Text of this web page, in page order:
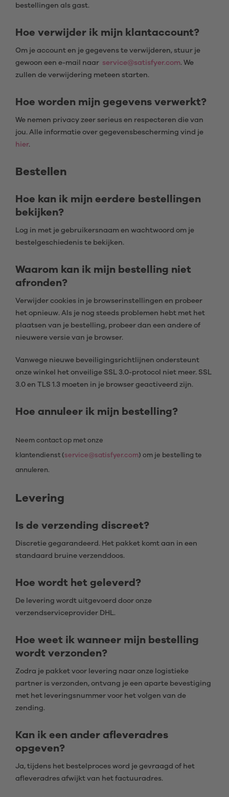
bestellingen als gast.
Hoe verwijder ik mijn klantaccount?
Om je account en je gegevens te verwijderen, stuur je
gewoon een e-mail naar service@satisfyer.com. We
zullen de verwijdering meteen starten.
Hoe worden mijn gegevens verwerkt?
We nemen privacy zeer serieus en respecteren die van
jou. Alle informatie over gegevensbescherming vind je
hier.
Bestellen
Hoe kan ik mijn eerdere bestellingen
bekijken?
Log in met je gebruikersnaam en wachtwoord om je
bestelgeschiedenis te bekijken.
Waarom kan ik mijn bestelling niet
afronden?
Verwijder cookies in je browserinstellingen en probeer
het opnieuw. Als je nog steeds problemen hebt met het
plaatsen van je bestelling, probeer dan een andere of
nieuwere versie van je browser.
Vanwege nieuwe beveiligingsrichtlijnen ondersteunt
onze winkel het onveilige SSL 3.0-protocol niet meer. SSL
3.0 en TLS 1.3 moeten in je browser geactiveerd zijn.
Hoe annuleer ik mijn bestelling?
Neem contact op met onze
klantendienst (service@satisfyer.com) om je bestelling te
annuleren.
Levering
Is de verzending discreet?
Discretie gegarandeerd. Het pakket komt aan in een
standaard bruine verzenddoos.
Hoe wordt het geleverd?
De levering wordt uitgevoerd door onze
verzendserviceprovider DHL.
Hoe weet ik wanneer mijn bestelling
wordt verzonden?
Zodra je pakket voor levering naar onze logistieke
partner is verzonden, ontvang je een aparte bevestiging
met het leveringsnummer voor het volgen van de
zending.
Kan ik een ander afleveradres
opgeven?
Ja, tijdens het bestelproces word je gevraagd of het
afleveradres afwijkt van het factuuradres.